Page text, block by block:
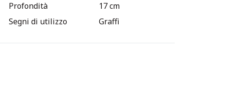
Profondità
17 cm
Segni di utilizzo
Graffi